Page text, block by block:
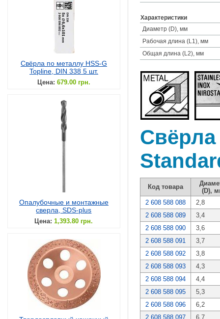
Свёрла по металлу HSS-G
Topline, DIN 338 5 шт.
Цена: 679.00 грн.
Опалубочные и монтажные
сверла, SDS-plus
Цена: 1,393.80 грн.
Характеристики
Диаметр (D), мм
Рабочая длина (L1), мм
Общая длина (L2), мм
Свёрла
Код товара
(D),
2 608 588 088
2,8
2 608 588 089
3,4
2 608 588 090
3,6
2 608 588 091
3,7
2 608 588 092
3,8
2 608 588 093
4,3
2 608 588 094
4,4
2 608 588 095
5,3
2 608 588 096
6,2
2 608 588 097
6,7